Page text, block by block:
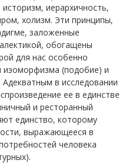
иерархичность,
холизм. Эти принципы,
заложенные
обогащены
для нас особенно
(подобие) и
в исследовании
ее в единстве
и ресторанный
единство, которому
выражающееся в
человека